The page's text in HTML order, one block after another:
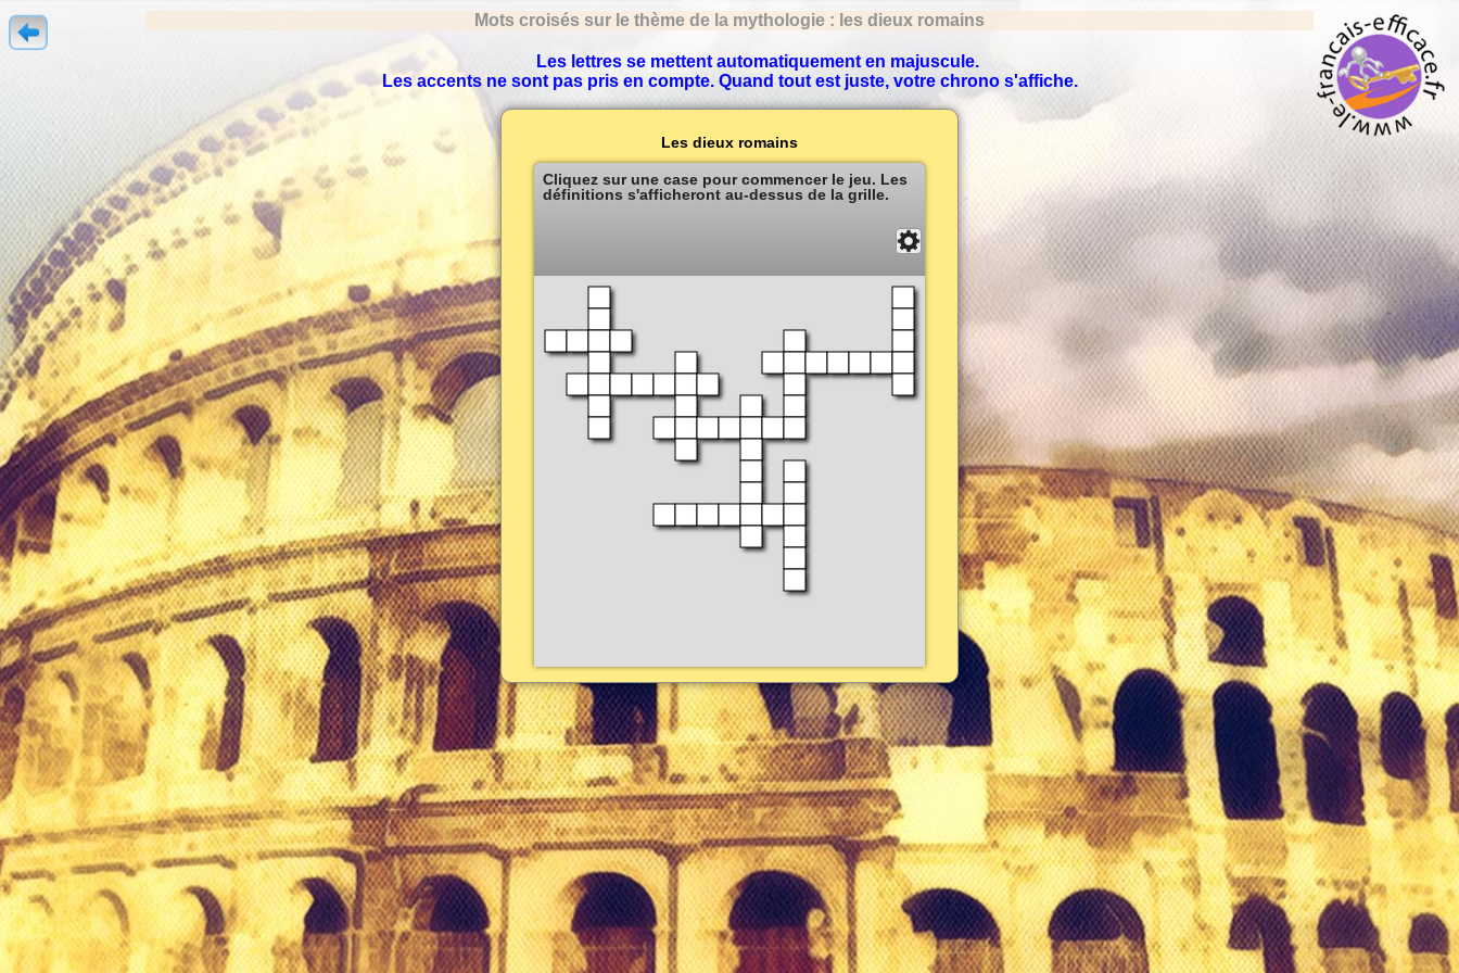
Mots croisés sur le thème de la mythologie : les dieux romains
Les lettres se mettent automatiquement en majuscule.
Les accents ne sont pas pris en compte. Quand tout est juste, votre chrono s'affiche.
Les dieux romains
Cliquez sur une case pour commencer le jeu. Les
définitions s'afficheront au-dessus de la grille.